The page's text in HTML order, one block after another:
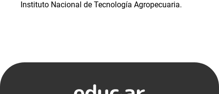
Instituto Nacional de Tecnología Agropecuaria.